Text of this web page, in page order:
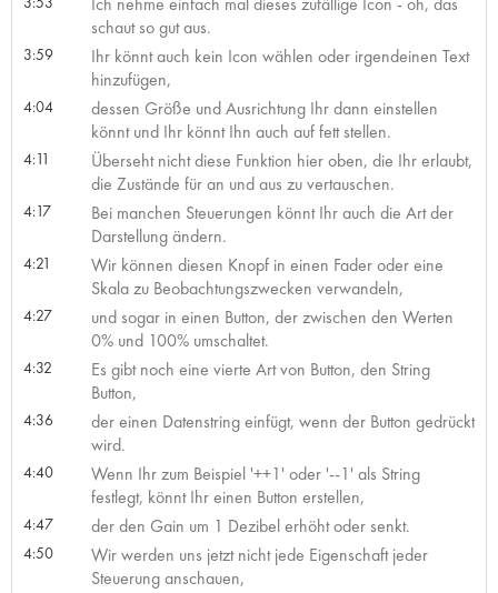
schaut so gut aus.
3:59
Ihr könnt auch kein Icon wählen oder irgendeinen Text
hinzufügen,
4:04
dessen Größe und Ausrichtung Ihr dann einstellen
könnt und Ihr könnt Ihn auch auf fett stellen.
4:11
Überseht nicht diese Funktion hier oben, die Ihr erlaubt,
die Zustände für an und aus zu vertauschen.
4:17
Bei manchen Steuerungen könnt Ihr auch die Art der
Darstellung ändern.
4:21
Wir können diesen Knopf in einen Fader oder eine
Skala zu Beobachtungszwecken verwandeln,
4:27
und sogar in einen Button, der zwischen den Werten
0% und 100% umschaltet.
4:32
Es gibt noch eine vierte Art von Button, den String
Button,
4:36
der einen Datenstring einfügt, wenn der Button gedrückt
wird.
4:40
Wenn Ihr zum Beispiel '++1' oder '--1' als String
festlegt, könnt Ihr einen Button erstellen,
4:47 der den Gain um 1 Dezibel erhöht oder senkt.
4:50
Wir werden uns jetzt nicht jede Eigenschaft jeder
Steuerung anschauen,